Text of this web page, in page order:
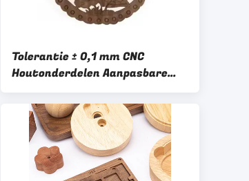
Tolerantie ± 0,1 mm CNC
Houtonderdelen Aanpasbare
onderdelen en vormen